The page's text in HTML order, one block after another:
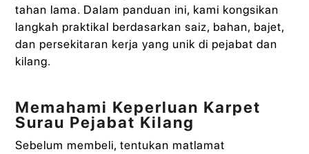
tahan lama. Dalam panduan ini, kami kongsikan
langkah praktikal berdasarkan saiz, bahan, bajet,
dan persekitaran kerja yang unik di pejabat dan
kilang.
Memahami Keperluan Karpet
Surau Pejabat Kilang
Sebelum membeli, tentukan matlamat